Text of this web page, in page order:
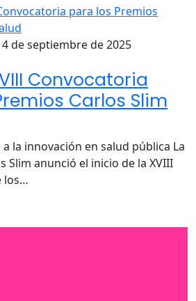
de septiembre de 2025
Convocatoria
Carlos Slim
la innovación en salud pública La
Slim anunció el inicio de la XVIII
los…